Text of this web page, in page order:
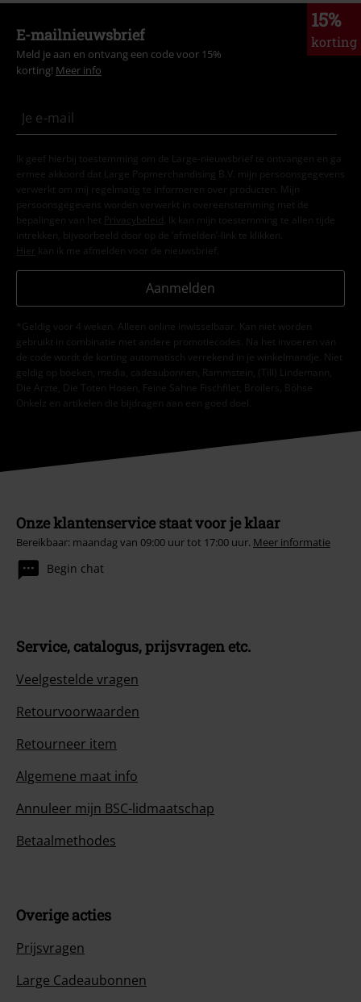
15%
korting
E-mailnieuwsbrief
Meld je aan en ontvang een code voor 15%
korting! Meer info
Ik geef hierbij toestemming om de Large-nieuwsbrief te ontvangen en ga
ermee akkoord dat Large Popmerchandising B.V. mijn persoonsgegevens
verwerkt om mij regelmatig te informeren over producten. Mijn
persoonsgegevens worden verwerkt in overeenstemming met de
bepalingen van het
Privacybeleid . Ik kan mijn toestemming te allen tijde
intrekken, bijvoorbeeld door op de ‘afmelden’-link te klikken.
Hier kan ik me afmelden voor de nieuwsbrief.
Aanmelden
*Geldig voor 4 weken. Alleen online inwisselbaar. Kan niet worden
gebruikt in combinatie met andere promotiecodes. Na het invoeren van
de code wordt de korting automatisch verrekend in je winkelmandje. Niet
geldig op boeken, media, cadeaubonnen, Rammstein, (Till) Lindemann,
Die Ärzte, Die Toten Hosen, Feine Sahne Fischfilet, Broilers, Böhse
Onkelz en artikelen die bijdragen aan een goed doel.
Onze klantenservice staat voor je klaar
Bereikbaar: maandag van 09:00 uur tot 17:00 uur. Meer informatie
Begin chat
Service, catalogus, prijsvragen etc.
Veelgestelde vragen
Retourvoorwaarden
Retourneer item
Algemene maat info
Annuleer mijn BSC-lidmaatschap
Betaalmethodes
Overige acties
Prijsvragen
Large Cadeaubonnen